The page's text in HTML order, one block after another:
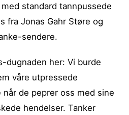
standard tannpussede
fra Jonas Gahr Støre og
sendere.
dugnaden her: Vi burde
våre utpressede
de peprer oss med sine
hendelser. Tanker